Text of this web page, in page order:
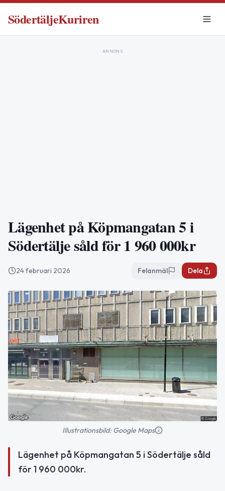
SödertäljeKuriren
ANNONS
Lägenhet på Köpmangatan 5 i
Södertälje såld för 1 960 000kr
24 februari 2026 Felanmäl Dela
Illustrationsbild: Google Maps
Lägenhet på Köpmangatan 5 i Södertälje såld
för 1 960 000kr.